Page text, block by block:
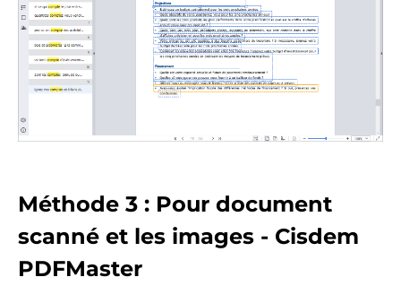
Méthode 3 : Pour document
scanné et les images - Cisdem
PDFMaster